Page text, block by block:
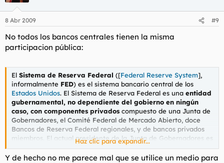
8 Abr 2009 #9
No todos los bancos centrales tienen la misma
participacion pública:
El Sistema de Reserva Federal ([Federal Reserve System],
informalmente FED) es el sistema bancario central de los
Estados Unidos. El Sistema de Reserva Federal es una entidad
gubernamental, no dependiente del gobierno en ningún
caso, con componentes privados compuesto de una Junta de
Gobernadores, el Comité Federal de Mercado Abierto, doce
Bancos de Reserva Federal regionales, y de bancos privados
miembros. El actual presidente de la Junta de Gobernadores es
Ben Bernanke.
Haz clic para expandir...
Y de hecho no me parece mal que se utilice un medio para